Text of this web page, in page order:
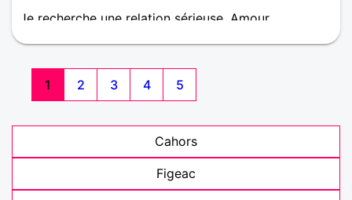
Je recherche une relation sérieuse. Amour,
et beaucoup d'autres choses que je voudrais
partager avec quelqu'un.
1
2 3 4 5
Cahors
Figeac